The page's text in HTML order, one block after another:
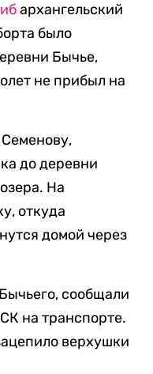
архангельский
было
Бычье,
не прибыл на
до деревни
На
откуда
домой через
сообщали
на транспорте.
верхушки